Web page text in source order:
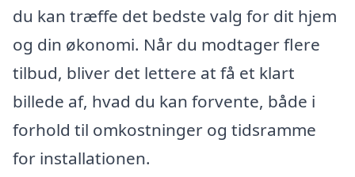
du kan træffe det bedste valg for dit hjem
og din økonomi. Når du modtager flere
tilbud, bliver det lettere at få et klart
billede af, hvad du kan forvente, både i
forhold til omkostninger og tidsramme
for installationen.